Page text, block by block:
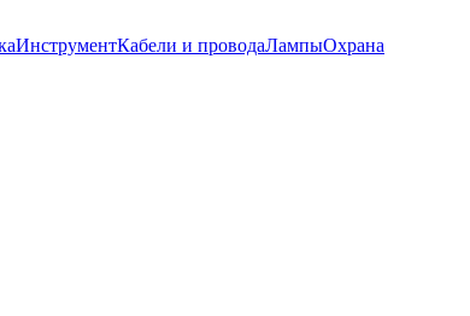
ИнструментКабели и проводаЛампыОхрана